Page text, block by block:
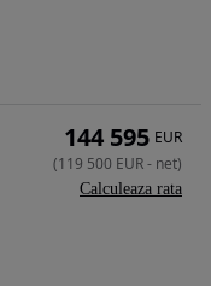
144 595 EUR
(119 500 EUR- net)
Calculeaza rata